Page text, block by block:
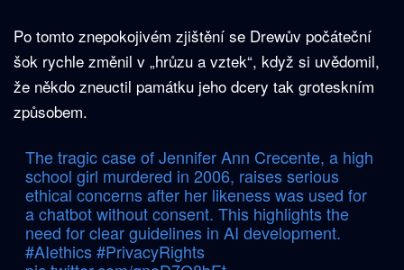
Po tomto znepokojivém zjištění se Drewův počáteční
šok rychle změnil v „hrůzu a vztek“, když si uvědomil,
že někdo zneuctil památku jeho dcery tak groteskním
způsobem.
The tragic case of Jennifer Ann Crecente, a high
school girl murdered in 2006, raises serious
ethical concerns after her likeness was used for
a chatbot without consent. This highlights the
need for clear guidelines in AI development.
#AIethics #PrivacyRights